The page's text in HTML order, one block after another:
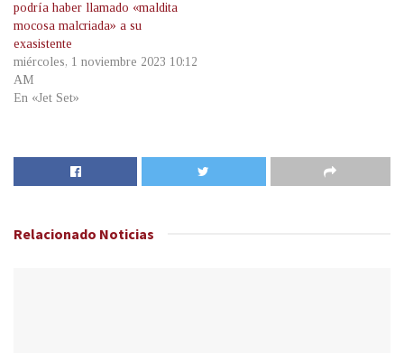
podría haber llamado «maldita
mocosa malcriada» a su
exasistente
miércoles, 1 noviembre 2023 10:12
AM
En «Jet Set»
Relacionado Noticias